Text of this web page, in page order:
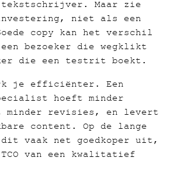
tekstschrijver. Maar zie
niet als een
copy kan het verschil
een bezoeker die wegklikt
die een testrit boekt.
je efficiënter. Een
hoeft minder
minder revisies, en levert
content. Op de lange
vaak net goedkoper uit,
van een kwalitatief